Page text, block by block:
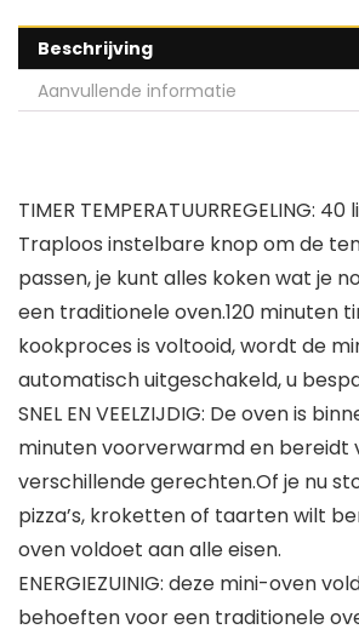
Beschrijving
Aanvullende informatie
TIMER TEMPERATUURREGELING:
Traploos instelbare knop om de
passen, je kunt alles koken wat je
een traditionele oven.120 minuten
kookproces is voltooid, wordt de
automatisch uitgeschakeld, u
SNEL EN VEELZIJDIG: De oven is
minuten voorverwarmd en bereidt
verschillende gerechten.Of je nu
pizza’s, kroketten of taarten wilt
oven voldoet aan alle eisen.
ENERGIEZUINIG: deze mini-oven
behoeften voor een traditionele